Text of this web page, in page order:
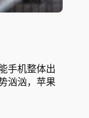
手机整体出
汹汹，苹果